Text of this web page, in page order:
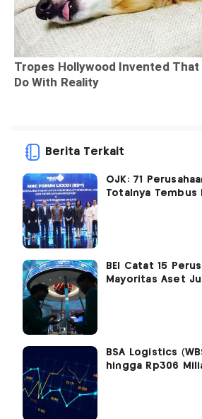
Berita Terkait
OJK: 71
Totalnya Tembus
BEI Catat 15
Mayoritas Aset
BSA Logistics
hingga Rp306